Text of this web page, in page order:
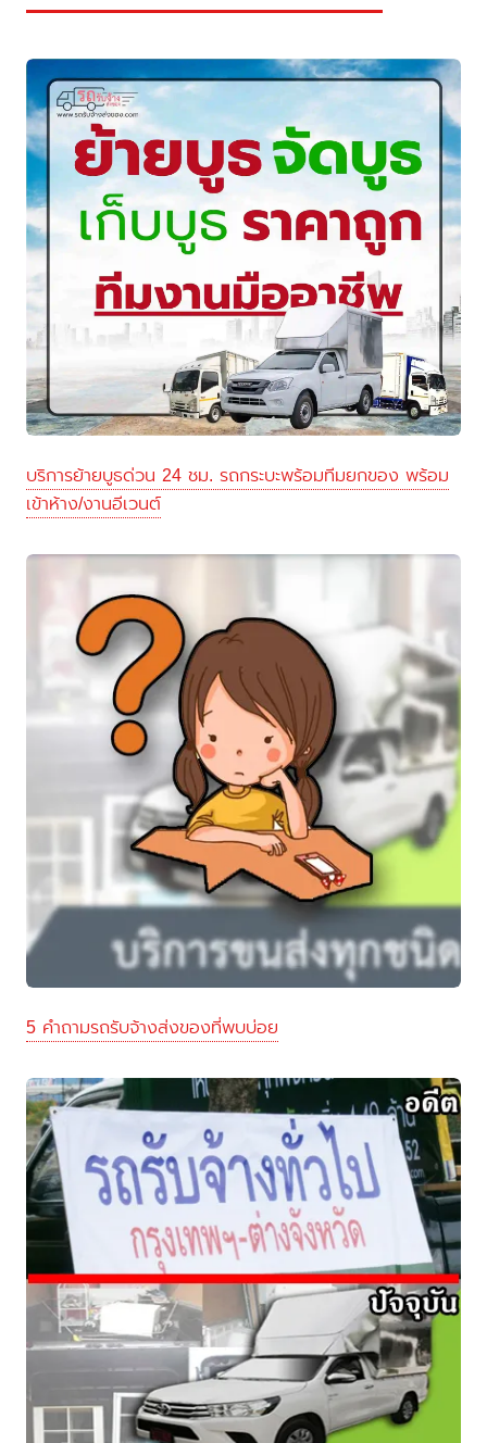
บริการย้ายบูธด่วน 24 ชม. รถกระบะพร้อมทีมยกของ พร้อม
เข้าห้าง/งานอีเวนต์
5 คำถามรถรับจ้างส่งของที่พบบ่อย